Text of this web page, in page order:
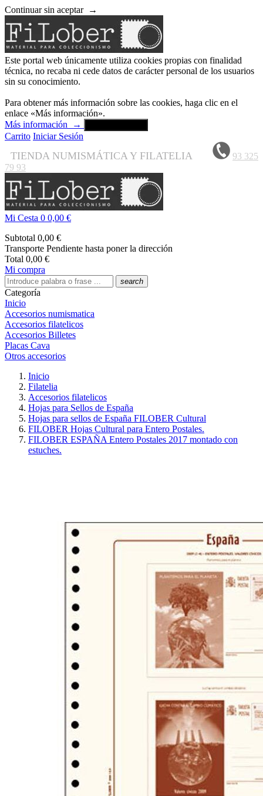
Continuar sin aceptar →
Este portal web únicamente utiliza cookies propias con finalidad
técnica, no recaba ni cede datos de carácter personal de los usuarios
sin su conocimiento.
Para obtener más información sobre las cookies, haga clic en el
enlace «Más información».
Más información
→
Carrito Iniciar Sesión
TIENDA NUMISMÁTICA Y FILATELIA
93 325
79 93
Mi Cesta 0 0,00 €
Subtotal 0,00 €
Transporte Pendiente hasta poner la dirección
Total 0,00 €
Mi compra
search
Categoría
Inicio
Accesorios numismatica
Accesorios filatelicos
Accesorios Billetes
Placas Cava
Otros accesorios
Inicio
Filatelia
Accesorios filatelicos
Hojas para Sellos de España
Hojas para sellos de España FILOBER Cultural
FILOBER Hojas Cultural para Entero Postales.
FILOBER ESPAÑA Entero Postales 2017 montado con
estuches.